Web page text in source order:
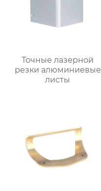
Точные лазерной
резки алюминиевые
листы